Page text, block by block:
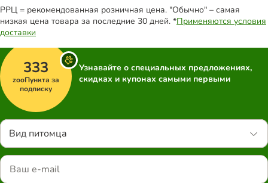
РРЦ = рекомендованная розничная цена. "Обычно" – самая
низкая цена товара за последние 30 дней. *Применяются условия
доставки
333
zooПункта за
подписку
Узнавайте о специальных предложениях,
скидках и купонах самыми первыми
Вид питомца